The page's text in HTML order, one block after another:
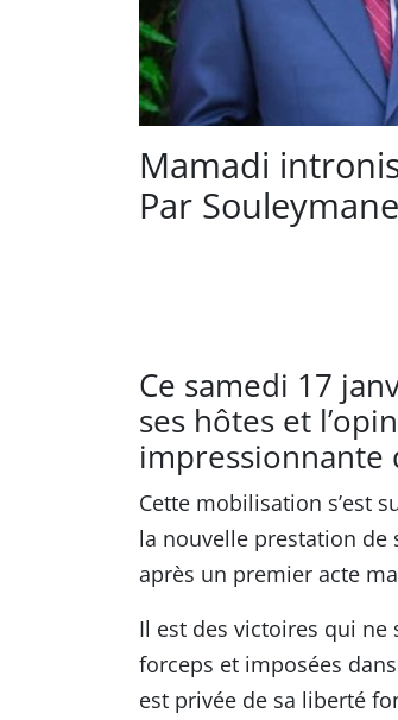
Mamadi
Par
Ce samedi 17
ses hôtes et
Cette mobilisation s’est
la nouvelle prestation de
après un premier acte
Il est des victoires qui
forceps et imposées
est privée de sa liberté